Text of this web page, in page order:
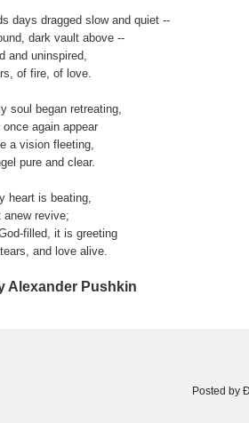
days dragged slow and quiet --
dark vault above --
and uninspired,
of fire, of love.
soul began retreating,
again appear
a vision fleeting,
pure and clear.
heart is beating,
revive;
filled, it is greeting
and love alive.
Pushkin
Posted by